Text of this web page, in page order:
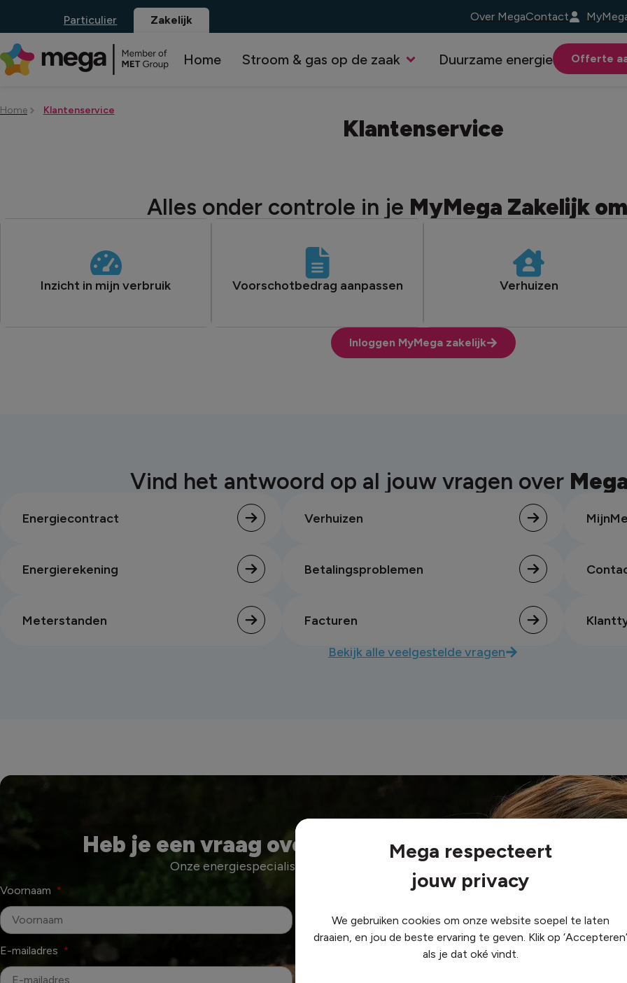
Particulier Zakelijk Over MegaContact
Home Stroom & gas op de zaak Duurzame energie Offerte
Home Klantenservice
Klantenservice
Alles onder controle in je MyMega Zakelijk
Inzicht in mijn verbruik Voorschotbedrag aanpassen Verhuizen
Inloggen MyMega zakelijk
Vind het antwoord op al jouw vragen over
Energiecontract Verhuizen
Energierekening Betalingsproblemen
Meterstanden Facturen
Bekijk alle veelgestelde vragen
Heb je een vraag over zakelijke energie?
Onze energiespecialisten staan voor je klaar.
Voornaam
E-mailadres
Mega respecteert
jouw privacy
We gebruiken cookies om onze website soepel te laten
draaien, en jou de beste ervaring te geven. Klik op ‘Accepteren’
als je dat oké vindt.